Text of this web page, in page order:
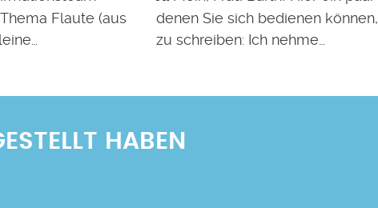
Flaute (aus
denen Sie sich bedienen
zu schreiben: Ich nehme…
HABEN